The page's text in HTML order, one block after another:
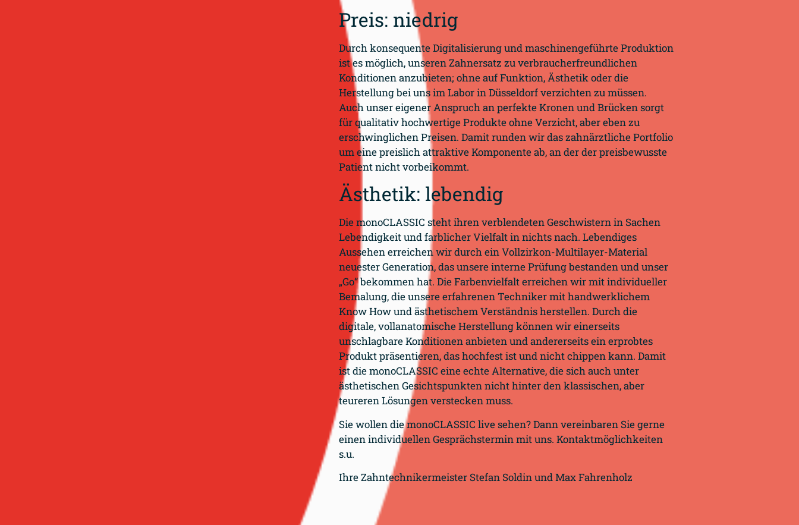
Preis: niedrig
Durch konsequente Digitalisierung und maschinengeführte Produktion
ist es möglich, unseren Zahnersatz zu verbraucherfreundlichen
Konditionen anzubieten; ohne auf Funktion, Ästhetik oder die
Herstellung bei uns im Labor in Düsseldorf verzichten zu müssen.
Auch unser eigener Anspruch an perfekte Kronen und Brücken sorgt
für qualitativ hochwertige Produkte ohne Verzicht, aber eben zu
erschwinglichen Preisen. Damit runden wir das zahnärztliche Portfolio
um eine preislich attraktive Komponente ab, an der der preisbewusste
Patient nicht vorbeikommt.
Ästhetik: lebendig
Die monoCLASSIC steht ihren verblendeten Geschwistern in Sachen
Lebendigkeit und farblicher Vielfalt in nichts nach. Lebendiges
Aussehen erreichen wir durch ein Vollzirkon-Multilayer-Material
neuester Generation, das unsere interne Prüfung bestanden und unser
„Go“ bekommen hat. Die Farbenvielfalt erreichen wir mit individueller
Bemalung, die unsere erfahrenen Techniker mit handwerklichem
Know How und ästhetischem Verständnis herstellen. Durch die
digitale, vollanatomische Herstellung können wir einerseits
unschlagbare Konditionen anbieten und andererseits ein erprobtes
Produkt präsentieren, das hochfest ist und nicht chippen kann. Damit
ist die monoCLASSIC eine echte Alternative, die sich auch unter
ästhetischen Gesichtspunkten nicht hinter den klassischen, aber
teureren Lösungen verstecken muss.
Sie wollen die monoCLASSIC live sehen? Dann vereinbaren Sie gerne
einen individuellen Gesprächstermin mit uns. Kontaktmöglichkeiten
s.u.
Ihre Zahntechnikermeister Stefan Soldin und Max Fahrenholz